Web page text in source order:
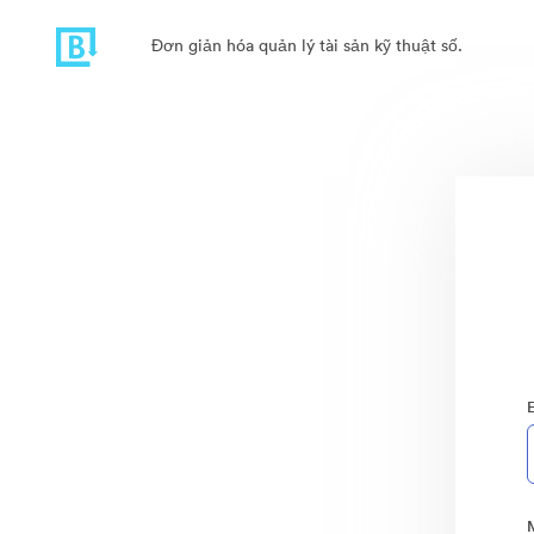
Đơn giản hóa quản lý tài sản kỹ thuật số.